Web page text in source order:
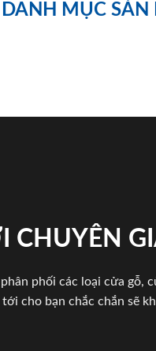
DANH MỤC SẢN
CHUYÊN
phối các loại cửa gỗ,
cho bạn chắc chắn sẽ